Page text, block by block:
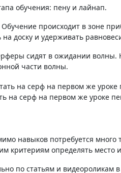
обучения: пену и лайнап.
происходит в зоне
доску и удерживать
сидят в ожидании
части волны.
на серф на первом же
навыков потребуется
критериям определять